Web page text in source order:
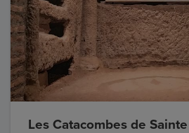
Les Catacombes de